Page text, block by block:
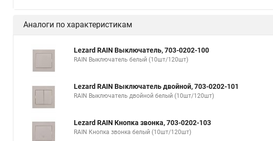
Аналоги по характеристикам
Lezard RAIN Выключатель, 703-0202-100
RAIN Выключатель белый (10шт/120шт)
Lezard RAIN Выключатель двойной, 703-0202-101
RAIN Выключатель двойной белый (10шт/120шт)
Lezard RAIN Кнопка звонка, 703-0202-103
RAIN Кнопка звонка белый (10шт/120шт)